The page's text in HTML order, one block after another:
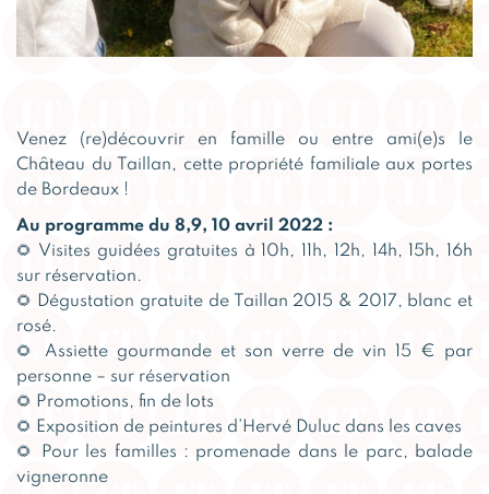
Venez (re)découvrir en famille ou entre ami(e)s le
Château du Taillan, cette propriété familiale aux portes
de Bordeaux !
Au programme du 8,9, 10 avril 2022 :
🌻 Visites guidées gratuites à 10h, 11h, 12h, 14h, 15h, 16h
sur réservation.
🌻 Dégustation gratuite de Taillan 2015 & 2017, blanc et
rosé.
🌻 Assiette gourmande et son verre de vin 15 € par
personne – sur réservation
🌻 Promotions, fin de lots
🌻 Exposition de peintures d’Hervé Duluc dans les caves
🌻 Pour les familles : promenade dans le parc, balade
vigneronne